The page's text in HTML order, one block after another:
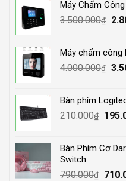
Máy Chấm
3.500.000₫
Máy chấm công
4.000.000₫
Bàn phím
210.000₫
Bàn Phím Cơ
Switch
790.000₫